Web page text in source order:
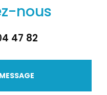
nous
47 82